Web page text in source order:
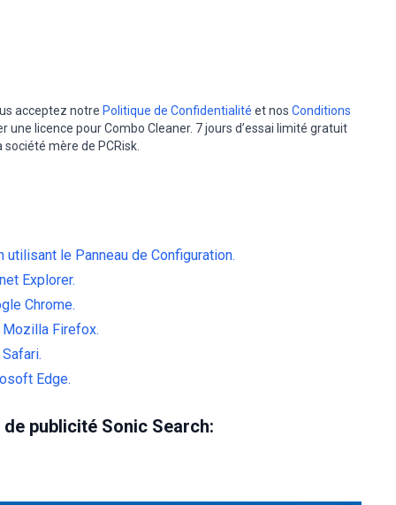
acceptez notre Politique de Confidentialité et nos Conditions
licence pour Combo Cleaner. 7 jours d’essai limité gratuit
société mère de PCRisk.
le Panneau de Configuration.
Explorer.
Chrome.
Firefox.
Edge.
publicité Sonic Search: